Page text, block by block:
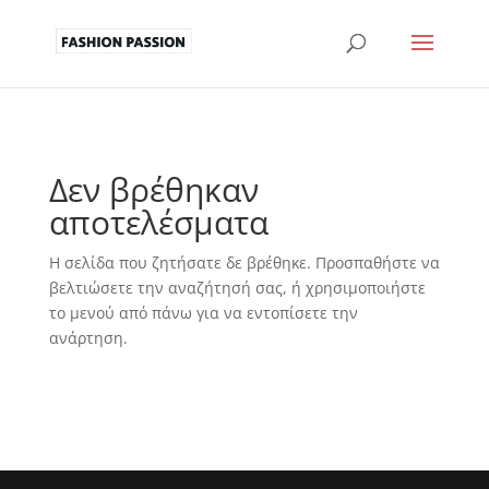
Δεν βρέθηκαν
αποτελέσματα
Η σελίδα που ζητήσατε δε βρέθηκε. Προσπαθήστε να
βελτιώσετε την αναζήτησή σας, ή χρησιμοποιήστε
το μενού από πάνω για να εντοπίσετε την
ανάρτηση.